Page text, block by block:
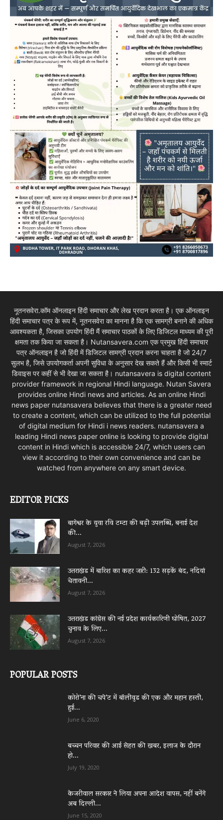
नूतनसवेरा.कॉम ऑनलाइन हिंदी समाचार और लेख प्रदान करता है। एक ऑनलाइन
हिंदी समाचार पत्र के रूप में, नूतनसवेरा का मानना है कि एक सामग्री बनाने की अधिक
आवश्यकता है, जिसका उपयोग हिंदी मैं समाचार पाठकों के लिए डिजिटल माध्यम की पूरी
क्षमता तक किया जा सकता है। Nutansavera.com एक प्रमुख हिंदी समाचार
पत्र ऑनलाइन है जो हिंदी में डिजिटल सामग्री प्रदान करना चाहता है जो 24/7
सुलभ है, जिसे उपयोगकर्ता अपनी सुविधा के अनुसार देख सकते हैं और किसी भी स्मार्ट
डिवाइस पर कहीं से भी देखा जा सकता है। nutansavera is digital content
provider framework in regional Hindi language. Nutan Savera
provides online Hindi news and articles. As an online Hindi
news paper nutansavera believes that there is a greater need
to create a content, which can be utilized to the full potential
of digital medium for Hindi i news readers. nutansavera a
leading Hindi news paper online is looking to provide digital
content in Hindi which is accessible 24/7, which users can
view it according to their own convenience and can be
watched from anywhere on any smart device.
EDITOR PICKS
बागेश्वर के युवा रवि टम्टा की बड़ी उपलब्धि, बनाई देश
की...
August 7, 2026
उत्तराखंड में बारिश का कहर जारी: 132 सड़कें बंद, नदियां
चेतावनी...
August 7, 2026
उत्तराखंड कांग्रेस की नई प्रदेश कार्यकारिणी घोषित, 2027
चुनाव के लिए...
August 7, 2026
POPULAR POSTS
कोरो’ना की चपे’ट में बॉलीवुड की एक और महान हस्ती,
हुई...
June 6, 2020
बच्चन परिवार की आई सेहत की खबर, इलाज के दौरान
हो...
July 19, 2020
केजरीवाल सरकार ने लिया अपना आदेश वापस, नहीं बनेंगे
अब दिल्ली...
June 15, 2020